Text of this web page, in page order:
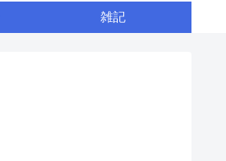
雑記